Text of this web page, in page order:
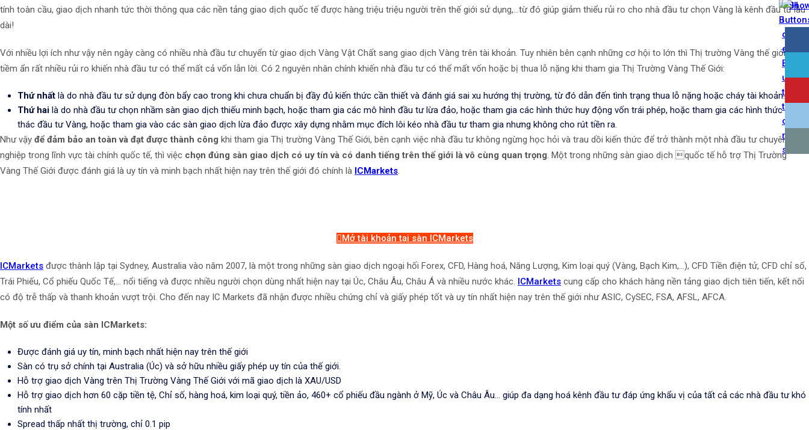
tính toàn cầu, giao dịch nhanh tức thời thông qua các nền tảng giao dịch quốc tế được hàng triệu triệu người trên thế giới sử dụng,...từ đó giúp giảm thiểu rủi ro cho nhà đầu tư chọn Vàng là kênh đầu tư lâu
dài!
Với nhiều lợi ích như vậy nên ngày càng có nhiều nhà đầu tư chuyển từ giao dịch Vàng Vật Chất sang giao dịch Vàng trên tài khoản. Tuy nhiên bên cạnh những cơ hội to lớn thì Thị trường Vàng thế giới cũng
tiềm ẩn rất nhiều rủi ro khiến nhà đầu tư có thể mất cả vốn lẫn lời. Có 2 nguyên nhân chính khiến nhà đầu tư có thể mất vốn hoặc bị thua lỗ nặng khi tham gia Thị Trường Vàng Thế Giới:
Thứ nhất là do nhà đầu tư sử dụng đòn bẩy cao trong khi chưa chuẩn bị đầy đủ kiến thức cần thiết và đánh giá sai xu hướng thị trường, từ đó dẫn đến tình trạng thua lỗ nặng hoặc cháy tài khoản.
Thứ hai là do nhà đầu tư chọn nhầm sàn giao dịch thiếu minh bạch, hoặc tham gia các mô hình đầu tư lừa đảo, hoặc tham gia các hình thức huy động vốn trái phép, hoặc tham gia các hình thức uỷ
thác đầu tư Vàng, hoặc tham gia vào các sàn giao dịch lừa đảo được xây dựng nhằm mục đích lôi kéo nhà đầu tư tham gia nhưng không cho rút tiền ra.
Như vậy để đảm bảo an toàn và đạt được thành công khi tham gia Thị trường Vàng Thế Giới, bên cạnh việc nhà đầu tư không ngừng học hỏi và trau dồi kiến thức để trở thành một nhà đầu tư chuyên
nghiệp trong lĩnh vực tài chính quốc tế, thì việc chọn đúng sàn giao dịch có uy tín và có danh tiếng trên thế giới là vô cùng quan trọng. Một trong những sàn giao dịch quốc tế hỗ trợ Thị Trường
Vàng Thế Giới được đánh giá là uy tín và minh bạch nhất hiện nay trên thế giới đó chính là ICMarkets.
Mở tài khoản tại sàn ICMarkets
ICMarkets được thành lập tại Sydney, Australia vào năm 2007, là một trong những sàn giao dịch ngoại hối Forex, CFD, Hàng hoá, Năng Lượng, Kim loại quý (Vàng, Bạch Kim,...), CFD Tiền điện tử, CFD chỉ số,
Trái Phiếu, Cổ phiếu Quốc Tế,... nổi tiếng và được nhiều người chọn dùng nhất hiện nay tại Úc, Châu Âu, Châu Á và nhiều nước khác. ICMarkets cung cấp cho khách hàng nền tảng giao dịch tiên tiến, kết nối
có độ trễ thấp và thanh khoản vượt trội. Cho đến nay IC Markets đã nhận được nhiều chứng chỉ và giấy phép tốt và uy tín nhất hiện nay trên thế giới như ASIC, CySEC, FSA, AFSL, AFCA.
Một số ưu điểm của sàn ICMarkets:
Được đánh giá uy tín, minh bạch nhất hiện nay trên thế giới
Sàn có trụ sở chính tại Australia (Úc) và sở hữu nhiều giấy phép uy tín của thế giới.
Hỗ trợ giao dịch Vàng trên Thị Trường Vàng Thế Giới với mã giao dịch là XAU/USD
Hỗ trợ giao dịch hơn 60 cặp tiền tệ, Chỉ số, hàng hoá, kim loại quý, tiền ảo, 460+ cổ phiếu đầu ngành ở Mỹ, Úc và Châu Âu... giúp đa dạng hoá kênh đầu tư đáp ứng khẩu vị của tất cả các nhà đầu tư khó
tính nhất
Spread thấp nhất thị trường, chỉ 0.1 pip